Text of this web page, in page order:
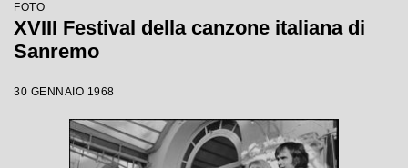
FOTO
XVIII Festival della canzone italiana di
Sanremo
30 GENNAIO 1968